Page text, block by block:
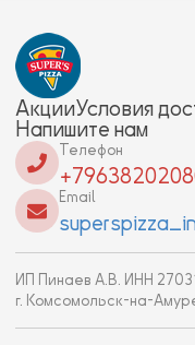
АкцииУсловия
Напишите нам
Телефон
Email
ИП Пинаев А.В. ИНН
г. Комсомольск-на-